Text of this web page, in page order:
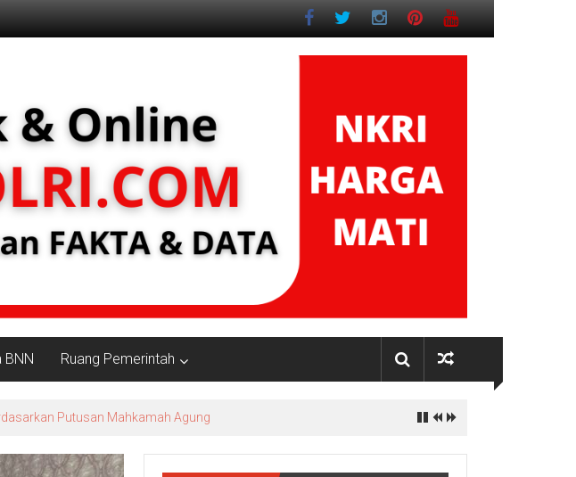
BNN Ruang Pemerintah
Putusan Mahkamah Agung